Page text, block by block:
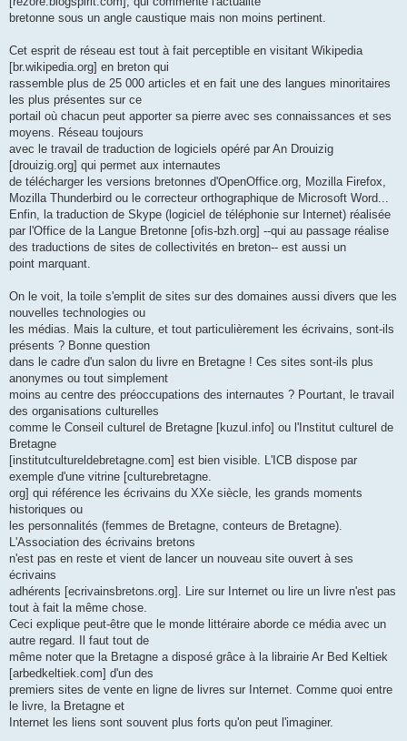
bretonne sous un angle caustique mais non moins pertinent.
Cet esprit de réseau est tout à fait perceptible en visitant Wikipedia
[br.wikipedia.org] en breton qui
rassemble plus de 25 000 articles et en fait une des langues minoritaires
les plus présentes sur ce
portail où chacun peut apporter sa pierre avec ses connaissances et ses
moyens. Réseau toujours
avec le travail de traduction de logiciels opéré par An Drouizig
[drouizig.org] qui permet aux internautes
de télécharger les versions bretonnes d'OpenOffice.org, Mozilla Firefox,
Mozilla Thunderbird ou le correcteur orthographique de Microsoft Word...
Enfin, la traduction de Skype (logiciel de téléphonie sur Internet) réalisée
par l'Office de la Langue Bretonne [ofis-bzh.org] --qui au passage réalise
des traductions de sites de collectivités en breton-- est aussi un
point marquant.
On le voit, la toile s'emplit de sites sur des domaines aussi divers que les
nouvelles technologies ou
les médias. Mais la culture, et tout particulièrement les écrivains, sont-ils
présents ? Bonne question
dans le cadre d'un salon du livre en Bretagne ! Ces sites sont-ils plus
anonymes ou tout simplement
moins au centre des préoccupations des internautes ? Pourtant, le travail
des organisations culturelles
comme le Conseil culturel de Bretagne [kuzul.info] ou l'Institut culturel de
Bretagne
[institutcultureldebretagne.com] est bien visible. L'ICB dispose par
exemple d'une vitrine [culturebretagne.
org] qui référence les écrivains du XXe siècle, les grands moments
historiques ou
les personnalités (femmes de Bretagne, conteurs de Bretagne).
L'Association des écrivains bretons
n'est pas en reste et vient de lancer un nouveau site ouvert à ses
écrivains
adhérents [ecrivainsbretons.org]. Lire sur Internet ou lire un livre n'est pas
tout à fait la même chose.
Ceci explique peut-être que le monde littéraire aborde ce média avec un
autre regard. Il faut tout de
même noter que la Bretagne a disposé grâce à la librairie Ar Bed Keltiek
[arbedkeltiek.com] d'un des
premiers sites de vente en ligne de livres sur Internet. Comme quoi entre
le livre, la Bretagne et
Internet les liens sont souvent plus forts qu'on peut l'imaginer.